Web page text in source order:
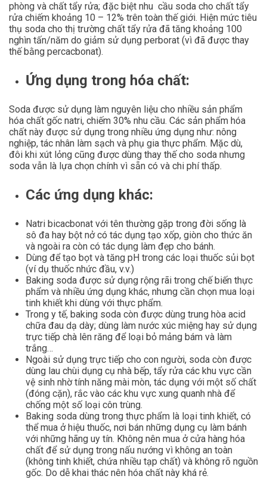
phòng và chất tẩy rửa; đặc biệt nhu cầu soda cho chất tẩy
rửa chiếm khoảng 10 – 12% trên toàn thế giới. Hiện mức tiêu
thụ soda cho thị trường chất tẩy rửa đã tăng khoảng 100
nghìn tấn/năm do giảm sử dụng perborat (vì đã được thay
thế bằng percacbonat).
Ứng dụng trong hóa chất:
Soda được sử dụng làm nguyên liệu cho nhiều sản phẩm
hóa chất gốc natri, chiếm 30% nhu cầu. Các sản phẩm hóa
chất này được sử dụng trong nhiều ứng dụng như: nông
nghiệp, tác nhân làm sạch và phụ gia thực phẩm. Mặc dù,
đôi khi xút lỏng cũng được dùng thay thế cho soda nhưng
soda vẫn là lựa chọn chính vì sẵn có và chi phí thấp.
Các ứng dụng khác:
Natri bicacbonat với tên thường gặp trong đời sống là
sô đa hay bột nở có tác dụng tạo xốp, giòn cho thức ăn
và ngoài ra còn có tác dụng làm đẹp cho bánh.
Dùng để tạo bọt và tăng pH trong các loại thuốc sủi bọt
(ví dụ thuốc nhức đầu, v.v.)
Baking soda được sử dụng rộng rãi trong chế biến thực
phẩm và nhiều ứng dụng khác, nhưng cần chọn mua loại
tinh khiết khi dùng với thực phẩm.
Trong y tế, baking soda còn được dùng trung hòa acid
chữa đau dạ dày; dùng làm nước xúc miệng hay sử dụng
trực tiếp chà lên răng để loại bỏ mảng bám và làm
trắng…
Ngoài sử dụng trực tiếp cho con người, soda còn được
dùng lau chùi dụng cụ nhà bếp, tẩy rửa các khu vực cần
vệ sinh nhờ tính năng mài mòn, tác dụng với một số chất
(đóng cặn), rắc vào các khu vực xung quanh nhà để
chống một số loại côn trùng.
Baking soda dùng trong thực phẩm là loại tinh khiết, có
thể mua ở hiệu thuốc, nơi bán những dụng cụ làm bánh
với những hãng uy tín. Không nên mua ở cửa hàng hóa
chất để sử dụng trong nấu nướng vì không an toàn
(không tinh khiết, chứa nhiều tạp chất) và không rõ nguồn
gốc. Do dễ khai thác nên hóa chất này khá rẻ.